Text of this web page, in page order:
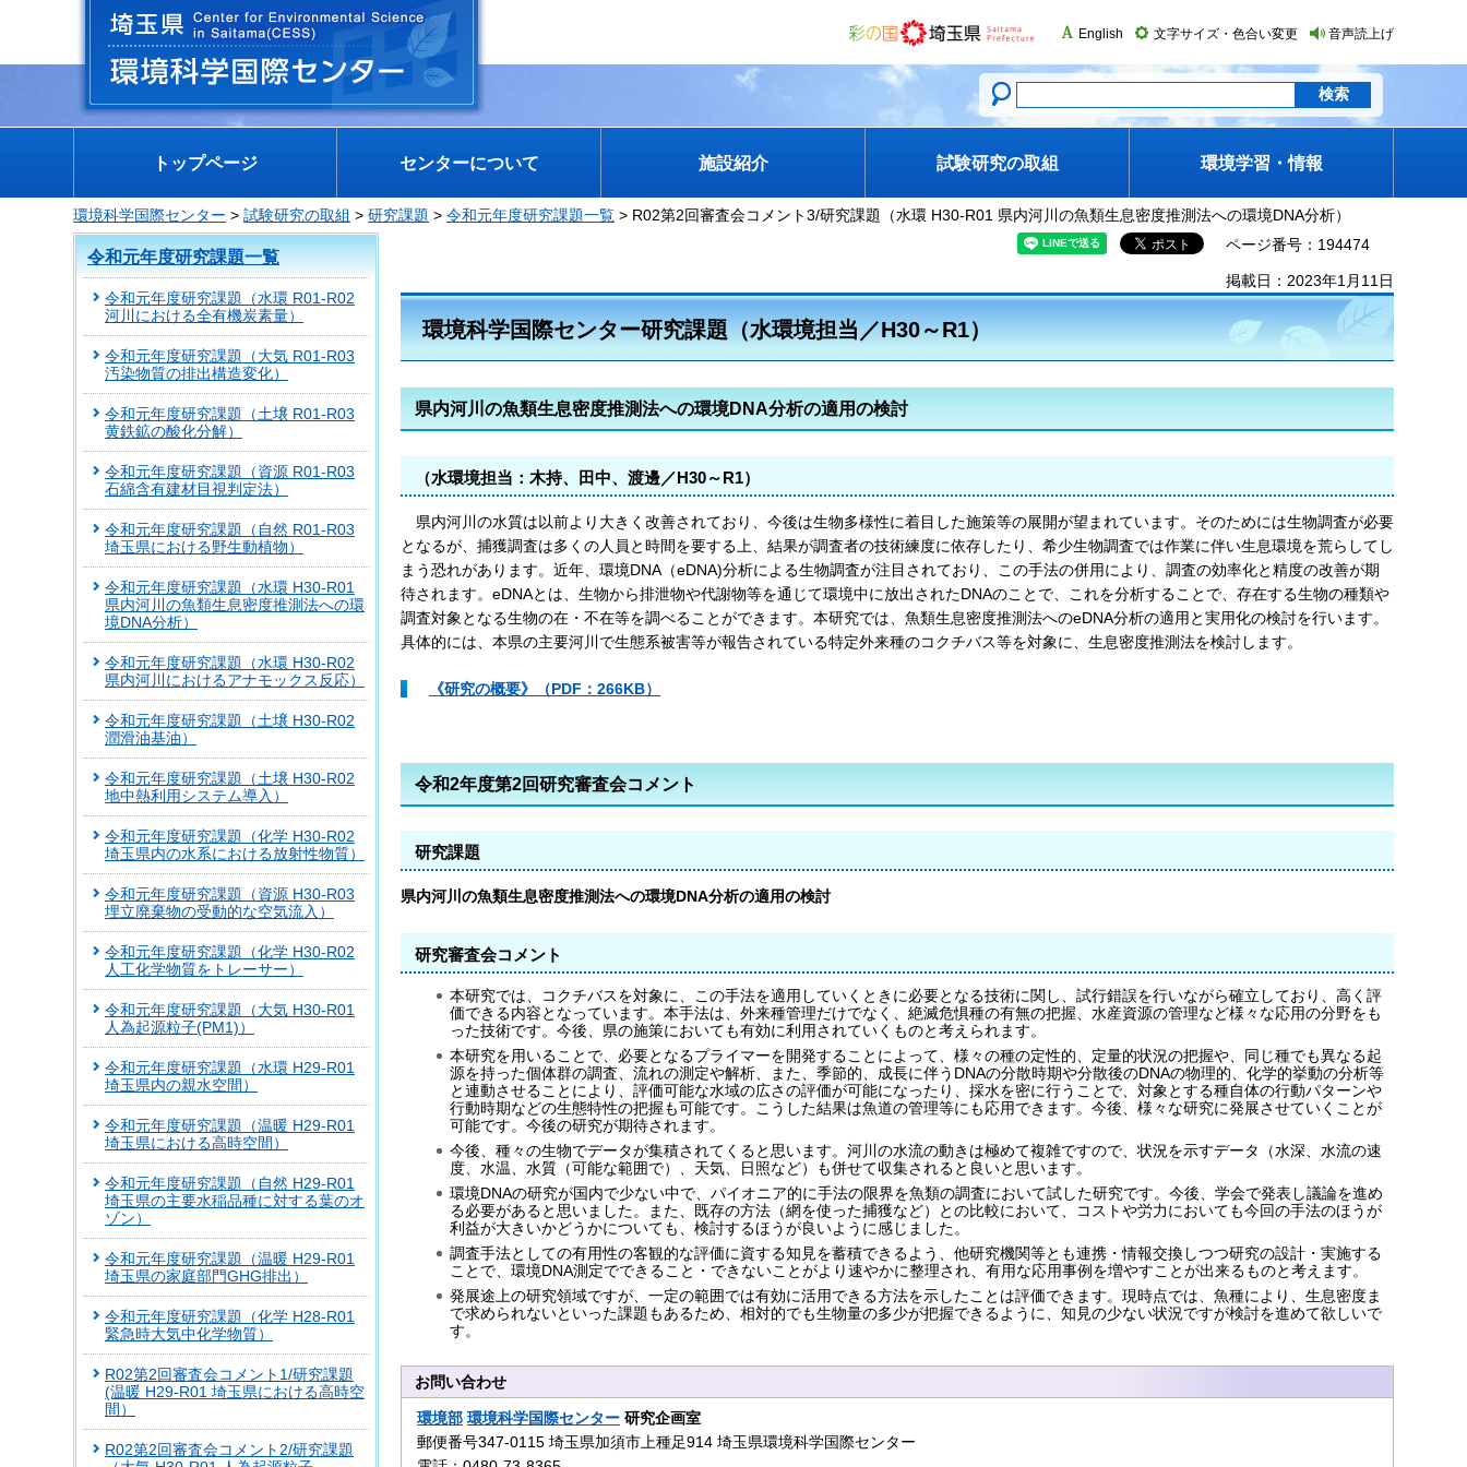
埼玉県 環境科学国際センター English 文字サイズ・色合い変更 音声読上げ
トップページ センターについて 施設紹介 試験研究の取組 環境学習・情報
環境科学国際センター > 試験研究の取組 > 研究課題 > 令和元年度研究課題一覧 > R02第2回審査会コメント3/研究課題（水環 H30-R01 県内河川の魚類生息密度推測法への環境DNA分析）
令和元年度研究課題一覧
令和元年度研究課題（水環 R01-R02
河川における全有機炭素量）
令和元年度研究課題（大気 R01-R03
汚染物質の排出構造変化）
令和元年度研究課題（土壌 R01-R03
黄鉄鉱の酸化分解）
令和元年度研究課題（資源 R01-R03
石綿含有建材目視判定法）
令和元年度研究課題（自然 R01-R03
埼玉県における野生動植物）
令和元年度研究課題（水環 H30-R01
県内河川の魚類生息密度推測法への環
境DNA分析）
令和元年度研究課題（水環 H30-R02
県内河川におけるアナモックス反応）
令和元年度研究課題（土壌 H30-R02
潤滑油基油）
令和元年度研究課題（土壌 H30-R02
地中熱利用システム導入）
令和元年度研究課題（化学 H30-R02
埼玉県内の水系における放射性物質）
令和元年度研究課題（資源 H30-R03
埋立廃棄物の受動的な空気流入）
令和元年度研究課題（化学 H30-R02
人工化学物質をトレーサー）
令和元年度研究課題（大気 H30-R01
人為起源粒子(PM1)）
令和元年度研究課題（水環 H29-R01
埼玉県内の親水空間）
令和元年度研究課題（温暖 H29-R01
埼玉県における高時空間）
令和元年度研究課題（自然 H29-R01
埼玉県の主要水稲品種に対する葉のオ
ゾン）
令和元年度研究課題（温暖 H29-R01
埼玉県の家庭部門GHG排出）
令和元年度研究課題（化学 H28-R01
緊急時大気中化学物質）
R02第2回審査会コメント1/研究課題
(温暖 H29-R01 埼玉県における高時空
間）
R02第2回審査会コメント2/研究課題
ページ番号：194474
掲載日：2023年1月11日
環境科学国際センター研究課題（水環境担当／H30～R1）
県内河川の魚類生息密度推測法への環境DNA分析の適用の検討
（水環境担当：木持、田中、渡邊／H30～R1）
県内河川の水質は以前より大きく改善されており、今後は生物多様性に着目した施策等の展開が望まれています。そのためには生物調査が必要
となるが、捕獲調査は多くの人員と時間を要する上、結果が調査者の技術練度に依存したり、希少生物調査では作業に伴い生息環境を荒らしてし
まう恐れがあります。近年、環境DNA（eDNA)分析による生物調査が注目されており、この手法の併用により、調査の効率化と精度の改善が期
待されます。eDNAとは、生物から排泄物や代謝物等を通じて環境中に放出されたDNAのことで、これを分析することで、存在する生物の種類や
調査対象となる生物の在・不在等を調べることができます。本研究では、魚類生息密度推測法へのeDNA分析の適用と実用化の検討を行います。
具体的には、本県の主要河川で生態系被害等が報告されている特定外来種のコクチバス等を対象に、生息密度推測法を検討します。
《研究の概要》（PDF：266KB）
令和2年度第2回研究審査会コメント
研究課題
県内河川の魚類生息密度推測法への環境DNA分析の適用の検討
研究審査会コメント
本研究では、コクチバスを対象に、この手法を適用していくときに必要となる技術に関し、試行錯誤を行いながら確立しており、高く評
価できる内容となっています。本手法は、外来種管理だけでなく、絶滅危惧種の有無の把握、水産資源の管理など様々な応用の分野をも
った技術です。今後、県の施策においても有効に利用されていくものと考えられます。
本研究を用いることで、必要となるプライマーを開発することによって、様々の種の定性的、定量的状況の把握や、同じ種でも異なる起
源を持った個体群の調査、流れの測定や解析、また、季節的、成長に伴うDNAの分散時期や分散後のDNAの物理的、化学的挙動の分析等
と連動させることにより、評価可能な水域の広さの評価が可能になったり、採水を密に行うことで、対象とする種自体の行動パターンや
行動時期などの生態特性の把握も可能です。こうした結果は魚道の管理等にも応用できます。今後、様々な研究に発展させていくことが
可能です。今後の研究が期待されます。
今後、種々の生物でデータが集積されてくると思います。河川の水流の動きは極めて複雑ですので、状況を示すデータ（水深、水流の速
度、水温、水質（可能な範囲で）、天気、日照など）も併せて収集されると良いと思います。
環境DNAの研究が国内で少ない中で、パイオニア的に手法の限界を魚類の調査において試した研究です。今後、学会で発表し議論を進め
る必要があると思いました。また、既存の方法（網を使った捕獲など）との比較において、コストや労力においても今回の手法のほうが
利益が大きいかどうかについても、検討するほうが良いように感じました。
調査手法としての有用性の客観的な評価に資する知見を蓄積できるよう、他研究機関等とも連携・情報交換しつつ研究の設計・実施する
ことで、環境DNA測定でできること・できないことがより速やかに整理され、有用な応用事例を増やすことが出来るものと考えます。
発展途上の研究領域ですが、一定の範囲では有効に活用できる方法を示したことは評価できます。現時点では、魚種により、生息密度ま
で求められないといった課題もあるため、相対的でも生物量の多少が把握できるように、知見の少ない状況ですが検討を進めて欲しいで
す。
お問い合わせ
環境部 環境科学国際センター 研究企画室
郵便番号347-0115 埼玉県加須市上種足914 埼玉県環境科学国際センター